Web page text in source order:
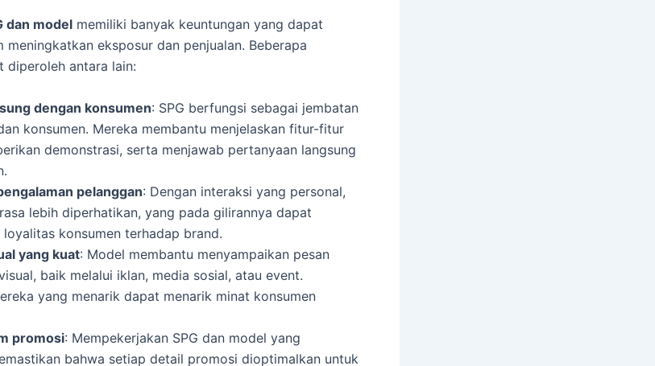
dan model memiliki banyak keuntungan yang dapat
meningkatkan eksposur dan penjualan. Beberapa
diperoleh antara lain:
dengan konsumen: SPG berfungsi sebagai jembatan
konsumen. Mereka membantu menjelaskan fitur-fitur
demonstrasi, serta menjawab pertanyaan langsung
pelanggan: Dengan interaksi yang personal,
lebih diperhatikan, yang pada gilirannya dapat
konsumen terhadap brand.
yang kuat: Model membantu menyampaikan pesan
baik melalui iklan, media sosial, atau event.
yang menarik dapat menarik minat konsumen
promosi: Mempekerjakan SPG dan model yang
bahwa setiap detail promosi dioptimalkan untuk